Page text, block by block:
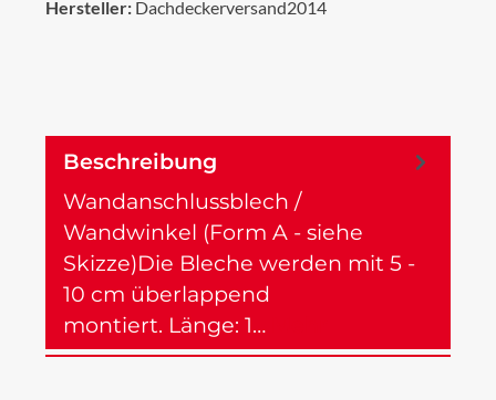
Hersteller: Dachdeckerversand2014
Beschreibung
Wandanschlussblech /
Wandwinkel (Form A - siehe
Skizze)Die Bleche werden mit 5 -
10 cm überlappend
montiert. Länge: 1…